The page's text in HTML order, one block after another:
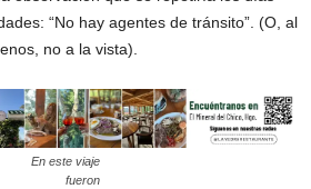
“No hay agentes de tránsito”. (O, al
no a la vista).
En este viaje
fueron